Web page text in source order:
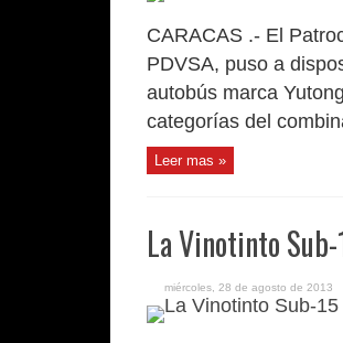
CARACAS .- El
PDVSA, puso a
autobús marca
categorías del
Leer mas »
La Vinotinto
miércoles, 28 de agosto de 2013